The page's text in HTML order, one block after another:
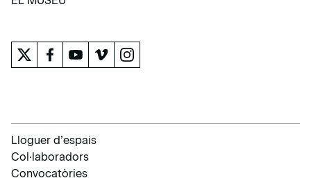
Lloguer d’espais
Col·laboradors
Convocatòries